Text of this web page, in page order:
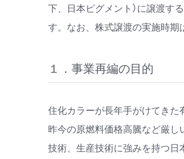
下、日本ピグメント）に譲渡す
す。なお、株式譲渡の実施時期
１．事業再編の目的
住化カラーが長年手がけてき
昨今の原燃料価格高騰など厳
技術、生産技術に強みを持つ